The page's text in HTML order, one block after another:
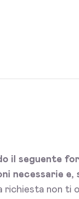
il seguente
necessarie
richiesta non